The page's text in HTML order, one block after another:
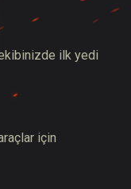
ekibinizde ilk yedi
için